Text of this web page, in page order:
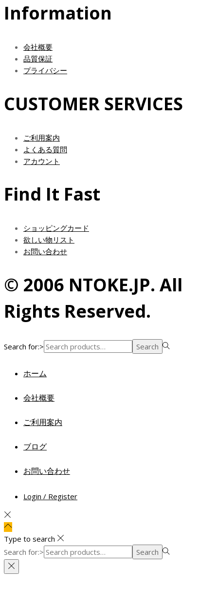
Information
会社概要
品質保証
プライバシー
CUSTOMER SERVICES
ご利用案内
よくある質問
アカウント
Find It Fast
ショッピングカード
欲しい物リスト
お問い合わせ
© 2006 NTOKE.JP. All
Rights Reserved.
Search for:> Search
ホーム
会社概要
ご利用案内
ブログ
お問い合わせ
Login / Register
Type to search
Search for:>
Search